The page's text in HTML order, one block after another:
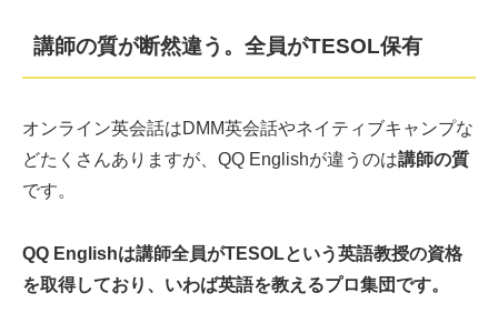
講師の質が断然違う。全員がTESOL保有
オンライン英会話はDMM英会話やネイティブキャンプな
どたくさんありますが、QQ Englishが違うのは講師の質
です。
QQ Englishは講師全員がTESOLという英語教授の資格
を取得しており、いわば英語を教えるプロ集団です。